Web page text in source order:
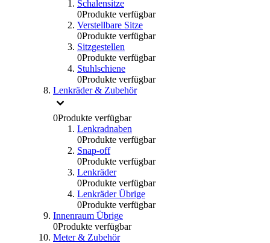
Schalensitze
0Produkte verfügbar
Verstellbare Sitze
0Produkte verfügbar
Sitzgestellen
0Produkte verfügbar
Stuhlschiene
0Produkte verfügbar
Lenkräder & Zubehör
0Produkte verfügbar
Lenkradnaben
0Produkte verfügbar
Snap-off
0Produkte verfügbar
Lenkräder
0Produkte verfügbar
Lenkräder Übrige
0Produkte verfügbar
Innenraum Übrige
0Produkte verfügbar
Meter & Zubehör